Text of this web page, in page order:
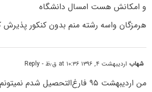
و امکانش هست امسال دانشگاه
هرمزگان واسه رشته منم بدون کنکور پذیرش
شهاب اردیبهشت ۴, ۱۳۹۶ at ۱۰:۳۶ ق٫ظ - Reply
من اردیبهشت ۹۵ فارغ‌التحصیل شدم نمیتونم؟